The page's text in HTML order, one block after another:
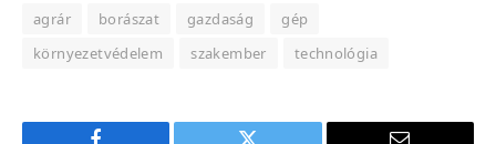
agrár borászat gazdaság
gép
környezetvédelem
szakember technológia